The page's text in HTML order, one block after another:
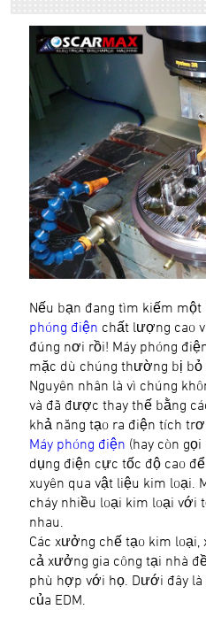
Nếu bạn đang tìm kiếm
phóng điện chất lượng cao
đúng nơi rồi! Máy phóng
mặc dù chúng thường bị bỏ
Nguyên nhân là vì chúng
và đã được thay thế bằng
khả năng tạo ra điện tích
Máy phóng điện (hay còn
dụng điện cực tốc độ cao
xuyên qua vật liệu kim loại.
cháy nhiều loại kim loại với
nhau.
Các xưởng chế tạo kim
cả xưởng gia công tại nhà
phù hợp với họ. Dưới đây
của EDM.